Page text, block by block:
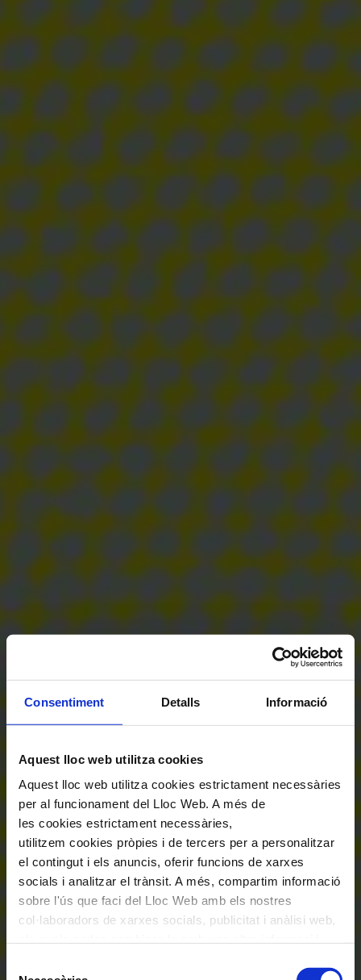
Consentiment Detalls Informació
Aquest lloc web utilitza cookies
Aquest lloc web utilitza cookies estrictament necessàries
per al funcionament del Lloc Web. A més de
les cookies estrictament necessàries,
utilitzem cookies pròpies i de tercers per a personalitzar
el contingut i els anuncis, oferir funcions de xarxes
socials i analitzar el trànsit. A més, compartim informació
sobre l'ús que faci del Lloc Web amb els nostres
col·laboradors de xarxes socials, publicitat i anàlisi web,